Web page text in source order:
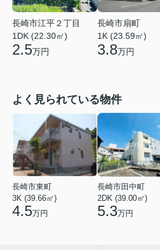
長崎市江平２丁目
1DK (22.30㎡)
2.5万円
長崎市扇町
1K (23.59㎡)
3.8万円
よく見られている物件
長崎市東町
3K (39.66㎡)
4.5万円
長崎市田中町
2DK (39.00㎡)
5.3万円